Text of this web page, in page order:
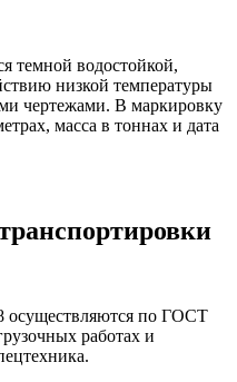
темной водостойкой,
низкой температуры
чертежами. В маркировку
масса в тоннах и дата
осуществляются по ГОСТ
работах и